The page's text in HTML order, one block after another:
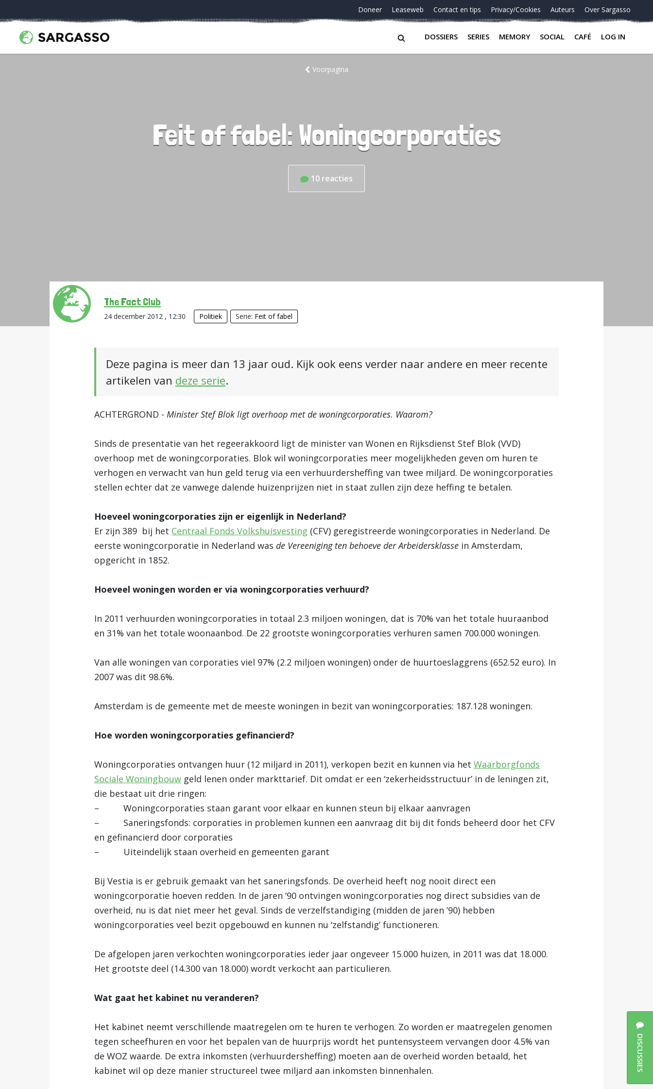
Doneer Leaseweb Contact en tips Privacy/Cookies Auteurs Over Sargasso
DOSSIERS SERIES MEMORY SOCIAL CAFÉ LOG IN
Voorpagina
Feit of fabel: Woningcorporaties
10 reacties
The Fact Club
24 december 2012 , 12:30 Politiek Serie: Feit of fabel
Deze pagina is meer dan 13 jaar oud. Kijk ook eens verder naar andere en meer recente
artikelen van deze serie.
ACHTERGROND - Minister Stef Blok ligt overhoop met de woningcorporaties. Waarom?
Sinds de presentatie van het regeerakkoord ligt de minister van Wonen en Rijksdienst Stef Blok (VVD)
overhoop met de woningcorporaties. Blok wil woningcorporaties meer mogelijkheden geven om huren te
verhogen en verwacht van hun geld terug via een verhuurdersheffing van twee miljard. De woningcorporaties
stellen echter dat ze vanwege dalende huizenprijzen niet in staat zullen zijn deze heffing te betalen.
Hoeveel woningcorporaties zijn er eigenlijk in Nederland?
Er zijn 389 bij het Centraal Fonds Volkshuisvesting (CFV) geregistreerde woningcorporaties in Nederland. De
eerste woningcorporatie in Nederland was de Vereeniging ten behoeve der Arbeidersklasse in Amsterdam,
opgericht in 1852.
Hoeveel woningen worden er via woningcorporaties verhuurd?
In 2011 verhuurden woningcorporaties in totaal 2.3 miljoen woningen, dat is 70% van het totale huuraanbod
en 31% van het totale woonaanbod. De 22 grootste woningcorporaties verhuren samen 700.000 woningen.
Van alle woningen van corporaties viel 97% (2.2 miljoen woningen) onder de huurtoeslaggrens (652.52 euro). In
2007 was dit 98.6%.
Amsterdam is de gemeente met de meeste woningen in bezit van woningcorporaties: 187.128 woningen.
Hoe worden woningcorporaties gefinancierd?
Woningcorporaties ontvangen huur (12 miljard in 2011), verkopen bezit en kunnen via het Waarborgfonds
Sociale Woningbouw geld lenen onder markttarief. Dit omdat er een ‘zekerheidsstructuur’ in de leningen zit,
die bestaat uit drie ringen:
– Woningcorporaties staan garant voor elkaar en kunnen steun bij elkaar aanvragen
– Saneringsfonds: corporaties in problemen kunnen een aanvraag dit bij dit fonds beheerd door het CFV
en gefinancierd door corporaties
– Uiteindelijk staan overheid en gemeenten garant
Bij Vestia is er gebruik gemaakt van het saneringsfonds. De overheid heeft nog nooit direct een
woningcorporatie hoeven redden. In de jaren ’90 ontvingen woningcorporaties nog direct subsidies van de
overheid, nu is dat niet meer het geval. Sinds de verzelfstandiging (midden de jaren ’90) hebben
woningcorporaties veel bezit opgebouwd en kunnen nu ‘zelfstandig’ functioneren.
De afgelopen jaren verkochten woningcorporaties ieder jaar ongeveer 15.000 huizen, in 2011 was dat 18.000.
Het grootste deel (14.300 van 18.000) wordt verkocht aan particulieren.
Wat gaat het kabinet nu veranderen?
Het kabinet neemt verschillende maatregelen om te huren te verhogen. Zo worden er maatregelen genomen
tegen scheefhuren en voor het bepalen van de huurprijs wordt het puntensysteem vervangen door 4.5% van
de WOZ waarde. De extra inkomsten (verhuurdersheffing) moeten aan de overheid worden betaald, het
kabinet wil op deze manier structureel twee miljard aan inkomsten binnenhalen.
DISCUSSIES